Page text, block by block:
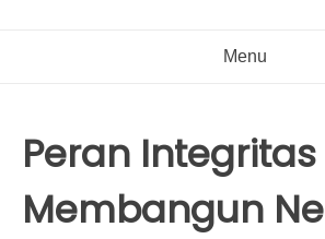
Menu
Peran
Membangun